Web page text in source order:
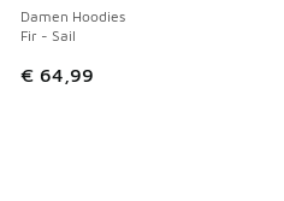
Damen Hoodies
Fir - Sail
€ 64,99